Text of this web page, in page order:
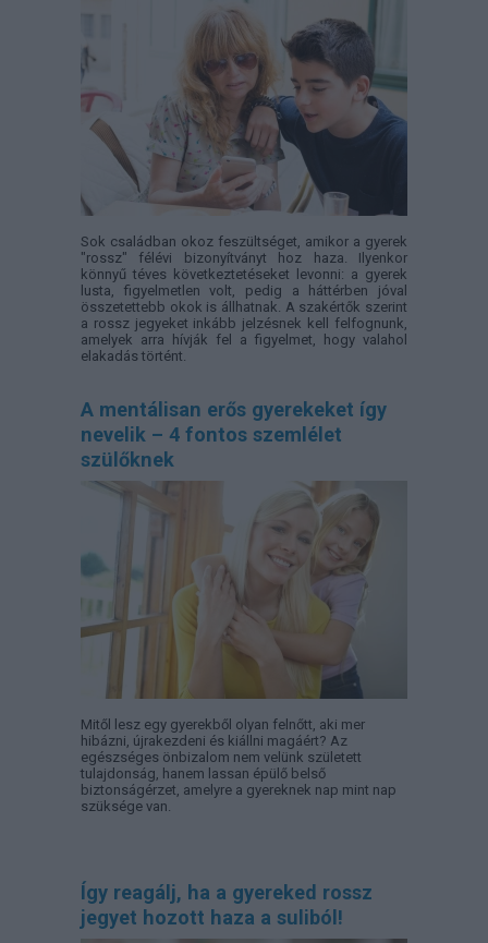
Sok családban okoz feszültséget, amikor a gyerek
"rossz" félévi bizonyítványt hoz haza. Ilyenkor
könnyű téves következtetéseket levonni: a gyerek
lusta, figyelmetlen volt, pedig a háttérben jóval
összetettebb okok is állhatnak. A szakértők szerint
a rossz jegyeket inkább jelzésnek kell felfognunk,
amelyek arra hívják fel a figyelmet, hogy valahol
elakadás történt.
A mentálisan erős gyerekeket így
nevelik – 4 fontos szemlélet
szülőknek
Mitől lesz egy gyerekből olyan felnőtt, aki mer
hibázni, újrakezdeni és kiállni magáért? Az
egészséges önbizalom nem velünk született
tulajdonság, hanem lassan épülő belső
biztonságérzet, amelyre a gyereknek nap mint nap
szüksége van.
Így reagálj, ha a gyereked rossz
jegyet hozott haza a suliból!